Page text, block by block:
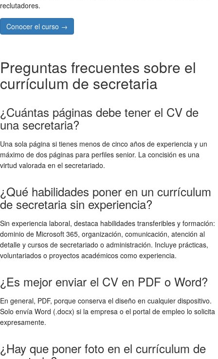
reclutadores.
Conocer el curso →
Preguntas frecuentes sobre el
currículum de secretaria
¿Cuántas páginas debe tener el CV de
una secretaria?
Una sola página si tienes menos de cinco años de experiencia y un
máximo de dos páginas para perfiles senior. La concisión es una
virtud valorada en el secretariado.
¿Qué habilidades poner en un currículum
de secretaria sin experiencia?
Sin experiencia laboral, destaca habilidades transferibles y formación:
dominio de Microsoft 365, organización, comunicación, atención al
detalle y cursos de secretariado o administración. Incluye prácticas,
voluntariados o proyectos académicos como experiencia.
¿Es mejor enviar el CV en PDF o Word?
En general, PDF, porque conserva el diseño en cualquier dispositivo.
Solo envía Word (.docx) si la empresa o el portal de empleo lo solicita
expresamente.
¿Hay que poner foto en el currículum de